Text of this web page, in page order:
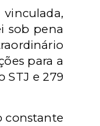
sob pena
para a
STJ e 279
constante